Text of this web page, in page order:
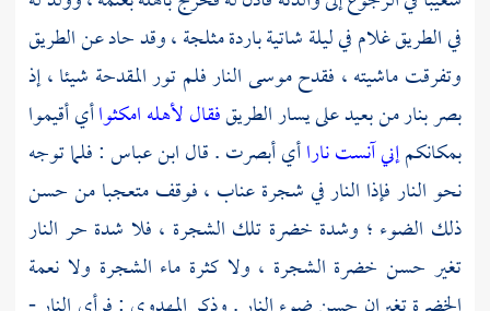
في الطريق غلام في ليلة شاتية باردة مثلجة ، وقد حاد عن الطريق
وتفرقت ماشيته ، فقدحموسىالنار فلم تور المقدحة شيئا ، إذ
بصر بنار من بعيد على يسار الطريقفقال لأهله امكثواأي أقيموا
بمكانكمإني آنست ناراأي أبصرت . قالابن عباس: فلما توجه
نحو النار فإذا النار في شجرة عناب ، فوقف متعجبا من حسن
ذلك الضوء ؛ وشدة خضرة تلك الشجرة ، فلا شدة حر النار
تغير حسن خضرة الشجرة ، ولا كثرة ماء الشجرة ولا نعمة